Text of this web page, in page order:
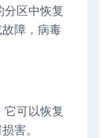
区中恢复
障，病毒
它可以恢复
害。